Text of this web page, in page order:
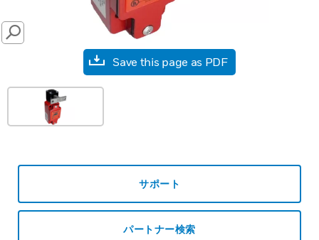
SEARCH
Save this page as PDF
サポート
パートナー検索